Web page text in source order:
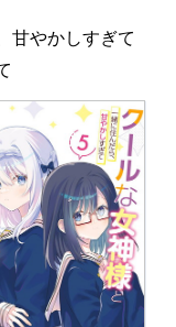
甘やかしすぎて